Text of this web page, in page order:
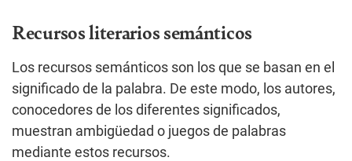
Recursos literarios semánticos
Los recursos semánticos son los que se basan en el
significado de la palabra. De este modo, los autores,
conocedores de los diferentes significados,
muestran ambigüedad o juegos de palabras
mediante estos recursos.